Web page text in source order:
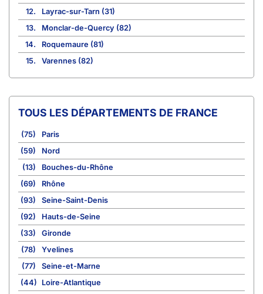
12.
Layrac-sur-Tarn (31)
13.
Monclar-de-Quercy (82)
14.
Roquemaure (81)
15.
Varennes (82)
TOUS LES DÉPARTEMENTS DE FRANCE
(75)
Paris
(59)
Nord
(13)
Bouches-du-Rhône
(69)
Rhône
(93)
Seine-Saint-Denis
(92)
Hauts-de-Seine
(33)
Gironde
(78)
Yvelines
(77)
Seine-et-Marne
(44)
Loire-Atlantique